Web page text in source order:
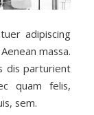
adipiscing
massa.
dis parturient
quam felis,
sem.